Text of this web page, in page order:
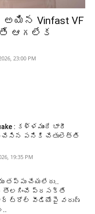
అయిన Vinfast VF
ఆగలేక
23:00 PM
: కళ్ళముందే భారీ
చేసిన పనికి చేతులెత్తి
19:35 PM
తప్పు చేయలేదు..
ప్రసక్తే
ట్రోల్ వీడియోపై వరుణ్